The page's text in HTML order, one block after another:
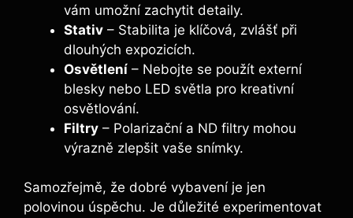
vám ‍umožní zachytit​ detaily.
Stativ – Stabilita je klíčová,⁣ zvlášť⁢ při
dlouhých expozicích.
Osvětlení – Nebojte se použít externí
blesky nebo LED světla pro kreativní
osvětlování.
Filtry – Polarizační a ND filtry mohou
výrazně⁣ zlepšit vaše snímky.
Samozřejmě, že dobré ​vybavení je​ jen
polovinou úspěchu. Je důležité experimentovat